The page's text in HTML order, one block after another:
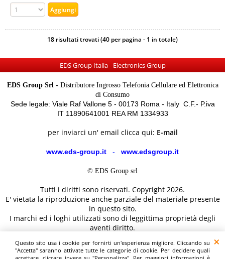
Questo sito usa i cookie per fornirti un'esperienza migliore. Cliccando su
"Accetta" saranno attivate tutte le categorie di cookie. Per decidere quali
18 risultati trovati (40 per pagina - 1 in totale)
EDS Group Italia - Electronics Group
EDS Group Srl -Distributore Ingrosso Telefonia Cellulare ed Elettronica
di Consumo
Sede legale: Viale Raf Vallone 5 - 00173 Roma - Italy C.F.- P.iva
IT 11890641001 REA RM 1334933
per inviarci un' email clicca qui: E-mail
www.eds-group.it - www.edsgroup.it
© EDS Group srl
Tutti i diritti sono riservati. Copyright 2026.
E' vietata la riproduzione anche parziale del materiale presente
in questo sito.
I marchi ed i loghi utilizzati sono di leggittima proprietà degli
aventi diritto.
scopo illustrativo fanno fede i dettagli sul sito del costruttore.